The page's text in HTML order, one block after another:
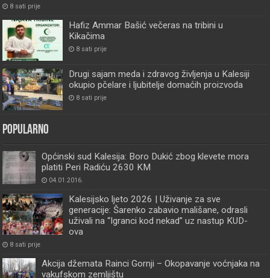
8 sati prije
Hafiz Ammar Bašić večeras na tribini u
Kikačima
8 sati prije
Drugi sajam meda i zdravog življenja u Kalesiji
okupio pčelare i ljubitelje domaćih proizvoda
8 sati prije
Popularno
Općinski sud Kalesija: Boro Dukić zbog klevete mora
platiti Peri Radiću 2630 KM
04.01.2016.
Kalesijsko ljeto 2026 | Uživanje za sve
generacije: Šarenko zabavio mališane, odrasli
uživali na “Igranci kod nekad” uz nastup KUD-
ova
8 sati prije
Akcija džemata Rainci Gornji – Okopavanje voćnjaka na
vakufskom zemljištu